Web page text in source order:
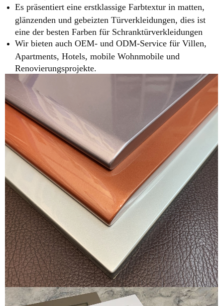
Es präsentiert eine erstklassige Farbtextur in matten,
glänzenden und gebeizten Türverkleidungen, dies ist
eine der besten Farben für Schranktürverkleidungen
Wir bieten auch OEM- und ODM-Service für Villen,
Apartments, Hotels, mobile Wohnmobile und
Renovierungsprojekte.